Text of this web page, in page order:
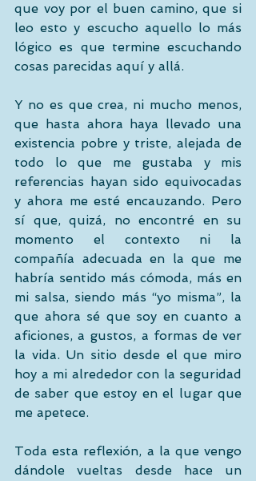
que voy por el buen camino, que si
leo esto y escucho aquello lo más
lógico es que termine escuchando
cosas parecidas aquí y allá.
Y no es que crea, ni mucho menos,
que hasta ahora haya llevado una
existencia pobre y triste, alejada de
todo lo que me gustaba y mis
referencias hayan sido equivocadas
y ahora me esté encauzando. Pero
sí que, quizá, no encontré en su
momento el contexto ni la
compañía adecuada en la que me
habría sentido más cómoda, más en
mi salsa, siendo más “yo misma”, la
que ahora sé que soy en cuanto a
aficiones, a gustos, a formas de ver
la vida. Un sitio desde el que miro
hoy a mi alrededor con la seguridad
de saber que estoy en el lugar que
me apetece.
Toda esta reflexión, a la que vengo
dándole vueltas desde hace un